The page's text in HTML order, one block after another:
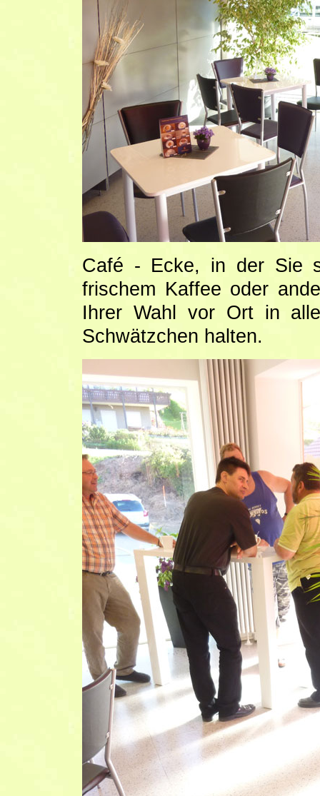
Café - Ecke, in der Sie
frischem Kaffee oder
Ihrer Wahl vor Ort in
Schwätzchen halten.